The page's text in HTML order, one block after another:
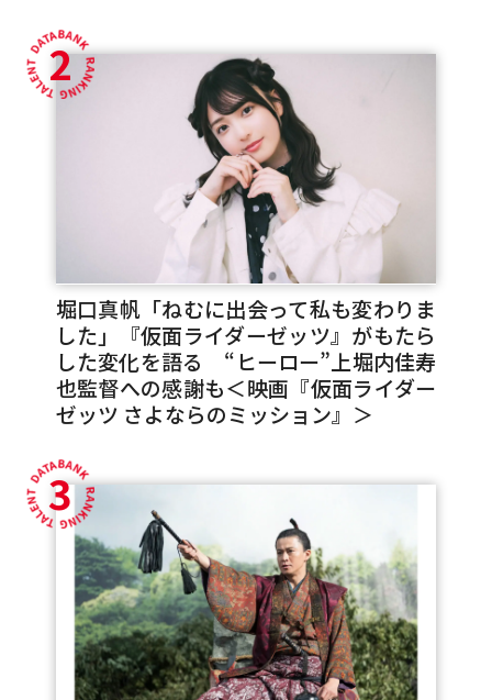
2
堀口真帆「ねむに出会って私も変わりま
した」『仮面ライダーゼッツ』がもたら
した変化を語る “ヒーロー”上堀内佳寿
也監督への感謝も＜映画『仮面ライダー
ゼッツ さよならのミッション』＞
3